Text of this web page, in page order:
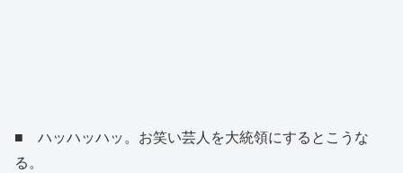
■ ハッハッハッ。お笑い芸人を大統領にするとこうな
る。